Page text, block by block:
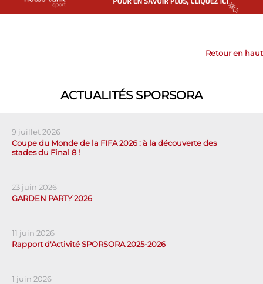
Retour en haut
ACTUALITÉS SPORSORA
9 juillet 2026
Coupe du Monde de la FIFA 2026 : à la découverte des
stades du Final 8 !
23 juin 2026
GARDEN PARTY 2026
11 juin 2026
Rapport d'Activité SPORSORA 2025-2026
1 juin 2026